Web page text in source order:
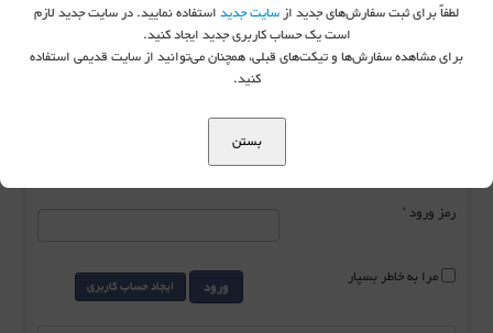
شما اینجا هستید:خانه ورود به سایت
رمز ورود *
مرا به خاطر بسپار ورود ایجاد حساب کاربری
لطفاً برای ثبت سفارش‌های جدید ازسایت جدیداستفاده نمایید. در سایت جدید لازم
است یک حساب کاربری جدید ایجاد کنید.
برای مشاهده سفارش‌ها و تیکت‌های قبلی، همچنان می‌توانید از سایت قدیمی استفاده
کنید.
بستن